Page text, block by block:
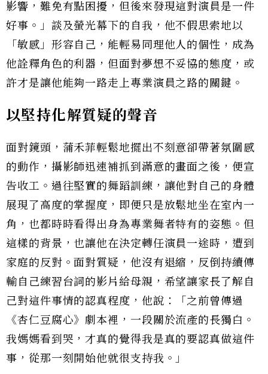
影響，難免有點困擾，但後來發現這對演員是一件
好事。」談及螢光幕下的自我，他不假思索地以
「敏感」形容自己，能輕易同理他人的個性，成為
他詮釋角色的利器，但面對夢想不妥協的態度，或
許才是讓他能夠一路走上專業演員之路的關鍵。
以堅持化解質疑的聲音
面對鏡頭，蒲禾菲輕鬆地擺出不刻意卻帶著氛圍感
的動作，攝影師迅速補抓到滿意的畫面之後，便宣
告收工。過往堅實的舞蹈訓練，讓他對自己的身體
展現了高度的掌握度，即便只是放鬆地坐在室內一
角，也都時時看得出身為專業舞者特有的姿態。但
這樣的背景，也讓他在決定轉任演員一途時，遭到
家庭的反對。面對質疑，他沒有退縮，反倒持續傳
輸自己練習台詞的影片給母親，希望讓家長了解自
己對這件事情的認真程度，他說：「之前曾傳過
《杏仁豆腐心》劇本裡，一段關於流產的長獨白。
我媽媽看到哭，才真的覺得我是真的要認真做這件
事，從那一刻開始他就很支持我。」